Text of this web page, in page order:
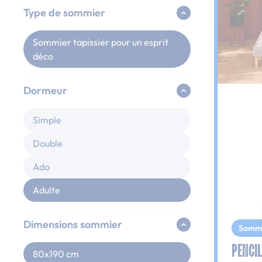
Type de sommier
Sommier tapissier pour un esprit
déco
Dormeur
Simple
Double
Ado
Adulte
Dimensions sommier
80x190 cm PENCIL